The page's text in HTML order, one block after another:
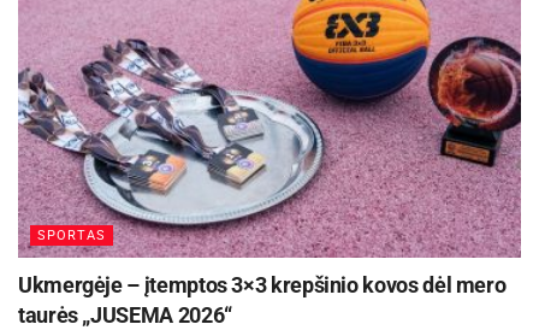
kam., 4/7 trit., 25 n.b.), Paulius Danusevičius 15,
Nikola Radičevičius 13 (3/4 trit., 6 rez. perd.),
Lazaras Mutičius 11, Justas Furmanavičius 10.
Šaltinis: LKL
Žymos: Krepšinis Panevėžio „Lietkabelis“
SPORTAS
Ukmergėje – įtemptos 3×3 krepšinio kovos dėl mero
taurės „JUSEMA 2026“